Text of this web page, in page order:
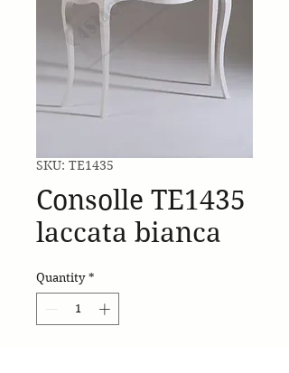
SKU: TE1435
Consolle TE1435
laccata bianca
Quantity *